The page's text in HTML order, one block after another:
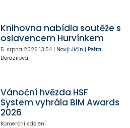
Knihovna nabídla soutěže s
oslavencem Hurvínkem
5. srpna 2026 13:54| Nový Jičín | Petra
Dorazilová
Vánoční hvězda HSF
System vyhrála BIM Awards
2026
Komerční sdělení